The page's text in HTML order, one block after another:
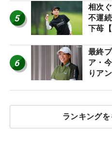
にな
5
相次
不運
下苺
6
最終
ア・
りア
ランキング